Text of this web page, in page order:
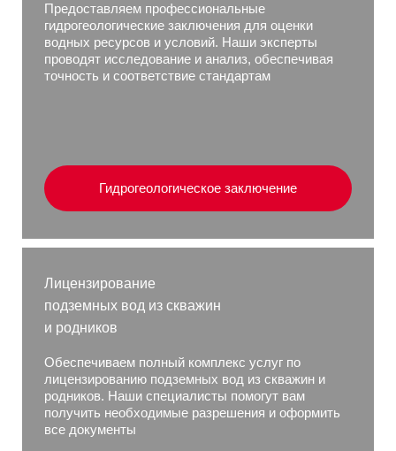
Предоставляем профессиональные
гидрогеологические заключения для оценки
водных ресурсов и условий. Наши эксперты
проводят исследование и анализ, обеспечивая
точность и соответствие стандартам
Гидрогеологическое заключение
Лицензирование
подземных вод из скважин
и родников
Обеспечиваем полный комплекс услуг по
лицензированию подземных вод из скважин и
родников. Наши специалисты помогут вам
получить необходимые разрешения и оформить
все документы